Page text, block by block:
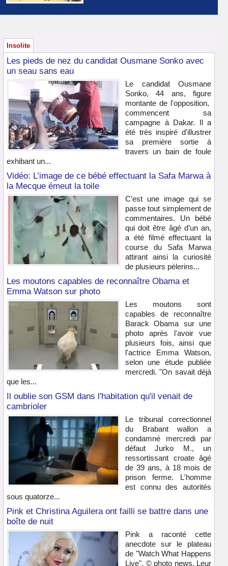
Insolite
Les pieds de nez du candidat Ousmane Sonko avec
un seau sans eau
Le candidat Ousmane
Sonko, 44 ans, figure
montante de l'opposition,
commencent sa
campagne à Dakar. Il a
été très inspiré d'illustrer
sa première sortie à
travers un bain de foule
exhibant un...
Vidéo: L’image de ce bébé effectuant la Safa Marwa à
la Mecque émeut la toile
C’est une image qui se
passe tout simplement de
commentaires. Un bébé
qui doit être âgé d’un an,
a été filmé effectuant la
course du Safa Marwa
attirant ainsi la curiosité
de plusieurs pèlerins...
Les moutons capables de reconnaître Obama et
Emma Watson sur photo
Les moutons sont
capables de reconnaître
Barack Obama sur une
photo après l'avoir vue
plusieurs fois, ainsi que
l'actrice Emma Watson,
selon une étude publiée
mercredi. "On savait déjà
que les...
Il oublie son GSM dans l'habitation qu'il venait de
cambrioler
Le tribunal correctionnel
du Brabant wallon a
condamné mercredi par
défaut Jurko M., un
ressortissant croate âgé
de 39 ans, à 18 mois de
prison ferme. L'homme
est connu des autorités
sous quatorze...
Pink et Christina Aguilera ont failli se battre dans une
boîte de nuit
Pink a raconté cette
anecdote sur le plateau
de "Watch What Happens
Live". © photo news. Leur